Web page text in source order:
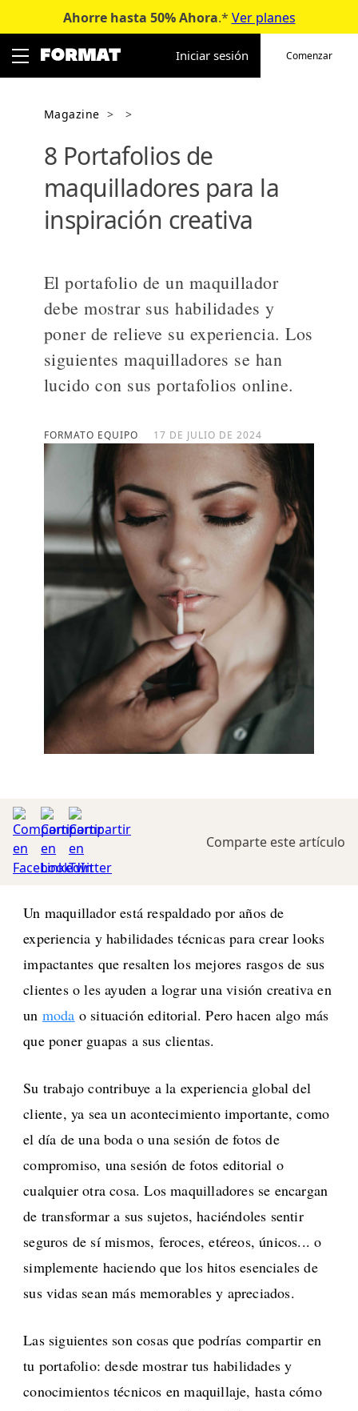
contenido
Ahorre hasta 50% Ahora.* Ver planes
Iniciar sesión Comenzar
Magazine > >
8 Portafolios de
maquilladores para la
inspiración creativa
El portafolio de un maquillador
debe mostrar sus habilidades y
poner de relieve su experiencia. Los
siguientes maquilladores se han
lucido con sus portafolios online.
FORMATO EQUIPO 17 DE JULIO DE 2024
Comparte este artículo
Un maquillador está respaldado por años de
experiencia y habilidades técnicas para crear looks
impactantes que resalten los mejores rasgos de sus
clientes o les ayuden a lograr una visión creativa en
un moda o situación editorial. Pero hacen algo más
que poner guapas a sus clientas.
Su trabajo contribuye a la experiencia global del
cliente, ya sea un acontecimiento importante, como
el día de una boda o una sesión de fotos de
compromiso, una sesión de fotos editorial o
cualquier otra cosa. Los maquilladores se encargan
de transformar a sus sujetos, haciéndoles sentir
seguros de sí mismos, feroces, etéreos, únicos... o
simplemente haciendo que los hitos esenciales de
sus vidas sean más memorables y apreciados.
Las siguientes son cosas que podrías compartir en
tu portafolio: desde mostrar tus habilidades y
conocimientos técnicos en maquillaje, hasta cómo